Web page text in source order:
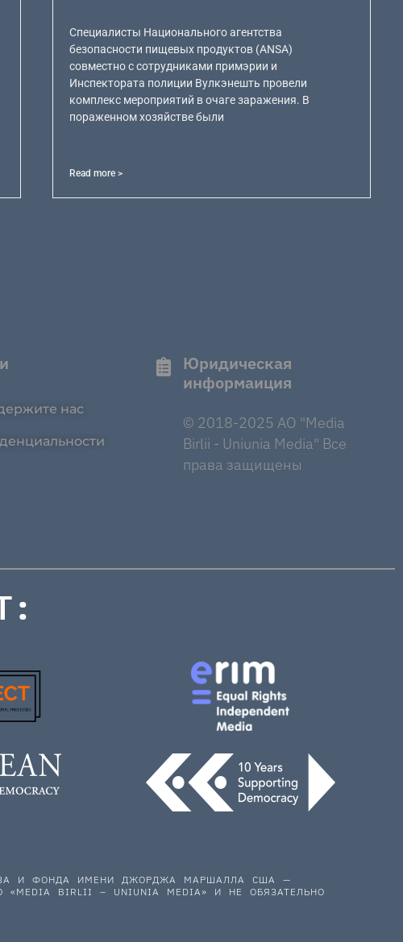
Специалисты Национального агентства
безопасности пищевых продуктов (ANSA)
совместно с сотрудниками примэрии и
Инспектората полиции Вулкэнешть провели
комплекс мероприятий в очаге заражения. В
пораженном хозяйстве были
Read more >
нас
Юридическая
информаиция
© 2018-2025 AO "Media
Birlii - Uniunia Media" Все
права защищены
И ФОНДА ИМЕНИ ДЖОРДЖА МАРШАЛЛА США —
BIRLII – UNIUNIA MEDIA» И НЕ ОБЯЗАТЕЛЬНО